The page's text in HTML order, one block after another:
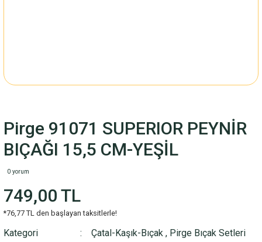
Pirge 91071 SUPERIOR PEYNİR
BIÇAĞI 15,5 CM-YEŞİL
0 yorum
749,00 TL
*76,77 TL den başlayan taksitlerle!
Kategori Çatal-Kaşık-Bıçak , Pirge Bıçak Setleri